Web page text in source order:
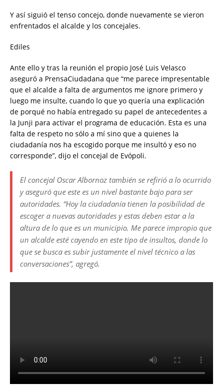
Y así siguió el tenso concejo, donde nuevamente se vieron
enfrentados el alcalde y los concejales.
Ediles
Ante ello y tras la reunión el propio José Luis Velasco
aseguró a PrensaCiudadana que “me parece impresentable
que el alcalde a falta de argumentos me ignore primero y
luego me insulte, cuando lo que yo quería una explicación
de porqué no había entregado su papel de antecedentes a
la Junji para activar el programa de educación. Esta es una
falta de respeto no sólo a mí sino que a quienes la
ciudadanía nos ha escogido porque me insultó y eso no
corresponde”, dijo el concejal de Evópoli.
El concejal Oscar Albornoz también se refirió a lo ocurrido
y aseguró que este es un nivel bastante bajo para ser
autoridades. “Hoy la ciudadanía tienen la posibilidad de
escoger a nuevas autoridades y estas deben estar a la
altura de lo que es un municipio. Me parece impropio que
un alcalde esté cayendo en este tipo de insultos, donde lo
que se busca es subir justamente el nivel técnico a las
conversaciones”, agregó.